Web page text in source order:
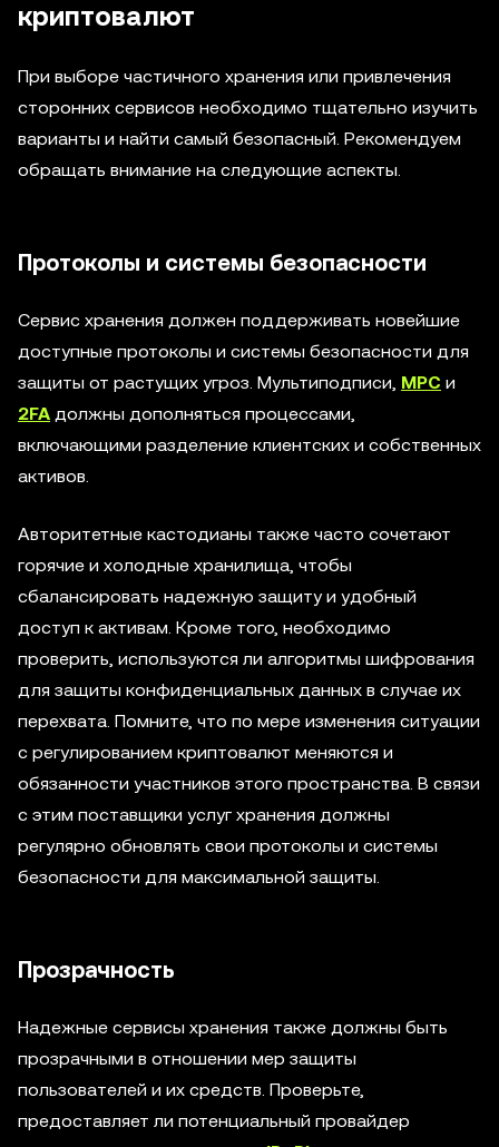
криптовалют
При выборе частичного хранения или привлечения
сторонних сервисов необходимо тщательно изучить
варианты и найти самый безопасный. Рекомендуем
обращать внимание на следующие аспекты.
Протоколы и системы безопасности
Сервис хранения должен поддерживать новейшие
доступные протоколы и системы безопасности для
защиты от растущих угроз. Мультиподписи, MPC и
2FA должны дополняться процессами,
включающими разделение клиентских и собственных
активов.
Авторитетные кастодианы также часто сочетают
горячие и холодные хранилища, чтобы
сбалансировать надежную защиту и удобный
доступ к активам. Кроме того, необходимо
проверить, используются ли алгоритмы шифрования
для защиты конфиденциальных данных в случае их
перехвата. Помните, что по мере изменения ситуации
с регулированием криптовалют меняются и
обязанности участников этого пространства. В связи
с этим поставщики услуг хранения должны
регулярно обновлять свои протоколы и системы
безопасности для максимальной защиты.
Прозрачность
Надежные сервисы хранения также должны быть
прозрачными в отношении мер защиты
пользователей и их средств. Проверьте,
предоставляет ли потенциальный провайдер